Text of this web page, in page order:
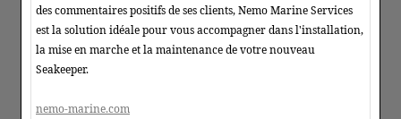
des commentaires positifs de ses clients, Nemo Marine Services
est la solution idéale pour vous accompagner dans l'installation,
la mise en marche et la maintenance de votre nouveau
Seakeeper.
nemo-marine.com